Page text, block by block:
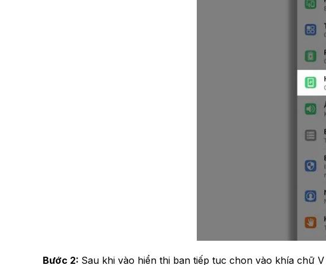
Bước 2: Sau khi vào hiển thị bạn tiếp tục chọn vào khía chữ V